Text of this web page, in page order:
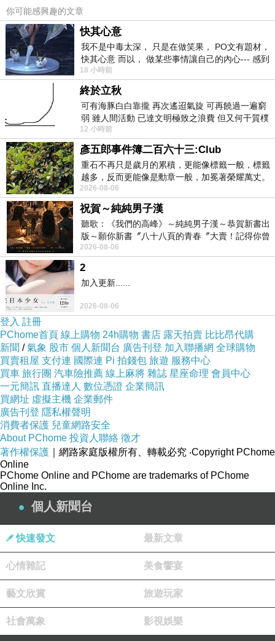
[23:19:33] 哈啦A-BOO 說：要改哪呀？
[23:20:05] 阿文說：只是‥很忍不住地，想要修校
一番也！
不過‥阿文說了‥不跟妳改一個標點符號啦！
[23:20:19] 哈啦A-BOO 說：沒關係！告訴我吧！
[23:20:38] 阿文說：阿文告訴妳，妳自己改！
[23:20:44] 哈啦A-BOO 說：好！
[23:21:23] 阿文說：
╳不過在一起多久←錯字
○不管在一起多久
是蒲公英！她今天不知道會說什麼。阿中決定
放棄和金鈴無謂的爭吵，
『好吧，既然妳不想跟我說話，那妳就早點睡
吧！』
我要專心聽聽蒲公英的call-in，阿中心中這麼
說著，『晚安吧！』
〔是蒲公英！她今天，不知道會說什麼？〕阿
中決定放棄，和金鈴無謂的爭吵，於是叫道‥「好
吧！既然妳不想跟我說話，那妳就早點睡吧！」
阿中心裡叫著‥〔我要專心聽聽‥蒲公英的call-
in！〕又朝話筒叫道‥
「晚安吧！」
[23:21:46] 阿文說：其它的，再慢慢整理！
[23:22:01] 哈啦A-BOO 說：嗯！嗯！
[23:22:42] 阿文說：妳有空，最好再修改一次－－
到妳死之前，都可以改！
[23:23:16] 哈啦A-BOO 說：嗯！知道嚕！
[23:23:50] 阿文說：妳要再找工作嗎？
[23:24:05] 哈啦A-BOO 說：應該不會吧！我想在
家，寫東西。
[23:24:16] 哈啦A-BOO 說：阿文！小說，可以投
[23:24:25] 阿文說：生活過得去，那也行啊！ 妳
投稿，很容易被選上吼！
[23:25:35] 哈啦A-BOO 說：我被退稿過！
[23:25:44] 阿文說：正常的啦！
[23:25:55] 哈啦A-BOO 說：現在不知道‥可以投
[23:26:11] 阿文說：打錯一個字了‥生活過得去，
你可能感興趣的文章
快其心意
我不是中毒太深， 只是在做笑果， PO文有題材，
快其心意 而以， 做某些事情讓自己的內心--- 感到
愉快。
18 小時前
終於立秋
可有海豚白白靠攏 再次遙迢氣旋 可再饒過一遍窮
弱 雖人間活動 已達文明極致之浪費 但又何干質樸
者 只能白白陪葬
12 小時前
彥五郎事件簿二百六十三:Club
重石不再只是歲月的累積，更能像標籤一般，標籤
越多，反而更能像是勳章一般，加冕著榮耀萬丈。
習慣一如縱容，成了再難輕輕放下的罪證
2026-08-06
祝賀～純純男子漢
聽歌：《我們的高峰》～純純男子漢～恭賀新書出
版～願你新書〞八十八頁的青春〞大賣！記得你曾
經在我的版留言…「好讚的圖^^感覺大家
2026-08-06
2
加入更新......
2026-08-06
登入 註冊
PChome首頁 線上購物 24h購物 書店 露天拍賣 比比昂代購
新聞 /氣象 股市 個人新聞台 廣告刊登 加入聯播網 全球購物
買賣租屋 支付連 國際連 Pi 拍錢包 旅遊 服務中心
買車 旅行團 汽車險推薦 線上麻將 雜誌 星座命理 會員中心
一元簡訊 直播達人 數位憑證 企業簡訊
買網址 虛擬主機 企業郵件
廣告刊登 隱私權聲明
消費者保護 兒童網路安全
About PChome 投資人聯絡 徵才
著作權保護 ｜網路家庭版權所有、轉載必究 ‧Copyright PChome
Online
PChome Online and PChome are trademarks of PChome
Online Inc.
個人新聞台
快速發文 最新文章
心情雜記 美食饗宴
藝文欣賞 旅遊玩家
社會萬象 影視娛樂